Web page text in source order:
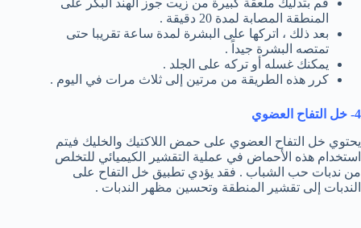
قم بتدليك ملعقة كبيرة من زيت جوز الهند البكر على
المنطقة المصابة لمدة 20 دقيقة .
بعد ذلك ، اتركها على البشرة لمدة ساعة تقريبا حتى
تمتصه البشرة جيداً .
يمكنك غسله أو تركه على الجلد .
كرر هذه الطريقة من مرتين إلى ثلاث مرات في اليوم .
4- خل التفاح العضوي
يحتوي خل التفاح العضوي على حمض اللاكتيك والخليك فيتم
استخدام هذه الأحماض في عملية التقشير الكيميائي للتخلص
من ندبات حب الشباب . فقد يؤدي تطبيق خل التفاح على
الندبات إلى تقشير المنطقة وتحسين مظهر الندبات .